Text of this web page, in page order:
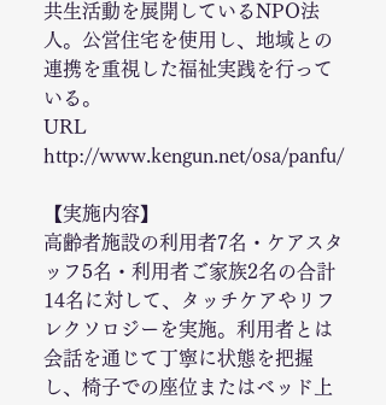
共生活動を展開しているNPO法
人。公営住宅を使用し、地域との
連携を重視した福祉実践を行って
いる。
URL
http://www.kengun.net/osa/panfu/
【実施内容】
高齢者施設の利用者7名・ケアスタ
ッフ5名・利用者ご家族2名の合計
14名に対して、タッチケアやリフ
レクソロジーを実施。利用者とは
会話を通じて丁寧に状態を把握
し、椅子での座位またはベッド上